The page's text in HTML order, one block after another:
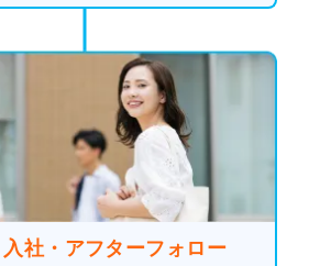
社・ アフターフォロー